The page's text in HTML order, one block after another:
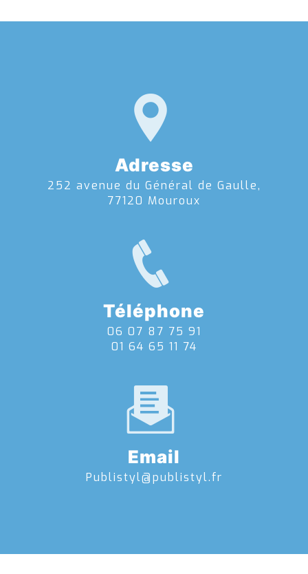
Adresse
252 avenue du Général de Gaulle,
77120 Mouroux
Téléphone
06 07 87 75 91
01 64 65 11 74
Email
publistyl@publistyl.fr